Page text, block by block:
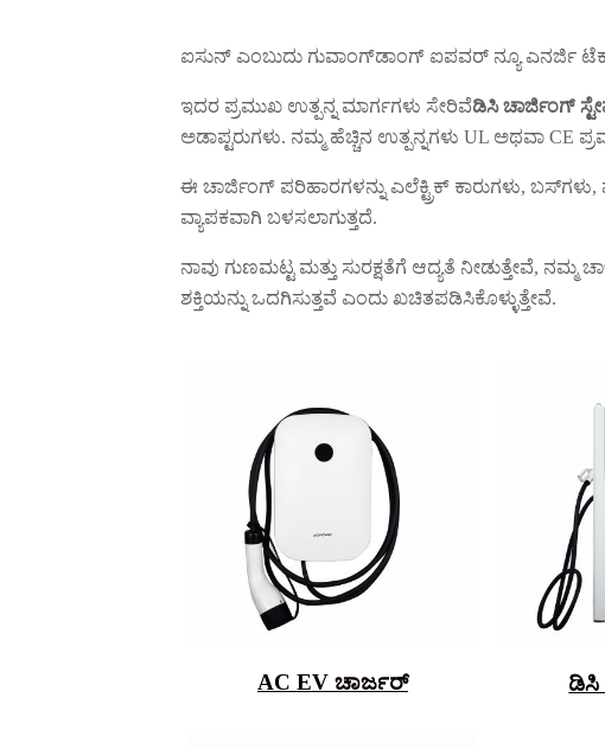
ಐಸುನ್ ಎಂಬುದು ಗುವಾಂಗ್‌ಡಾಂಗ್ ಐಪವರ್ ನ್ಯೂ ಎನರ್ಜಿ
ಇದರ ಪ್ರಮುಖ ಉತ್ಪನ್ನ ಮಾರ್ಗಗಳು ಸೇರಿವೆಡಿಸಿ ಚಾರ್ಜಿಂಗ್
ಅಡಾಪ್ಟರುಗಳು. ನಮ್ಮ ಹೆಚ್ಚಿನ ಉತ್ಪನ್ನಗಳು UL ಅಥವಾ
ಈ ಚಾರ್ಜಿಂಗ್ ಪರಿಹಾರಗಳನ್ನು ಎಲೆಕ್ಟ್ರಿಕ್ ಕಾರುಗಳು,
ವ್ಯಾಪಕವಾಗಿ ಬಳಸಲಾಗುತ್ತದೆ.
ನಾವು ಗುಣಮಟ್ಟ ಮತ್ತು ಸುರಕ್ಷತೆಗೆ ಆದ್ಯತೆ ನೀಡುತ್ತೇವೆ,
ಶಕ್ತಿಯನ್ನು ಒದಗಿಸುತ್ತವೆ ಎಂದು ಖಚಿತಪಡಿಸಿಕೊಳ್ಳುತ್ತೇವೆ.
AC EV ಚಾರ್ಜರ್ ಡಿಸಿ